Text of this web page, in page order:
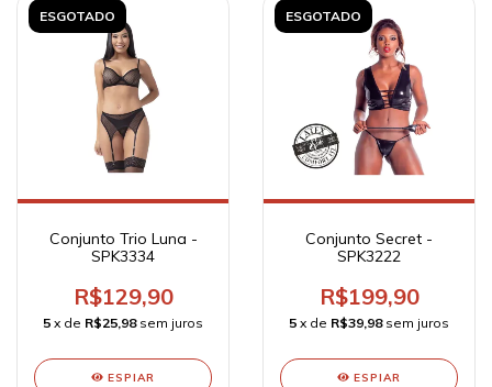
ESGOTADO
Conjunto Trio Luna -
SPK3334
R$129,90
5 x de R$25,98 sem juros
ESPIAR
ESGOTADO
Conjunto Secret -
SPK3222
R$199,90
5 x de R$39,98 sem juros
ESPIAR